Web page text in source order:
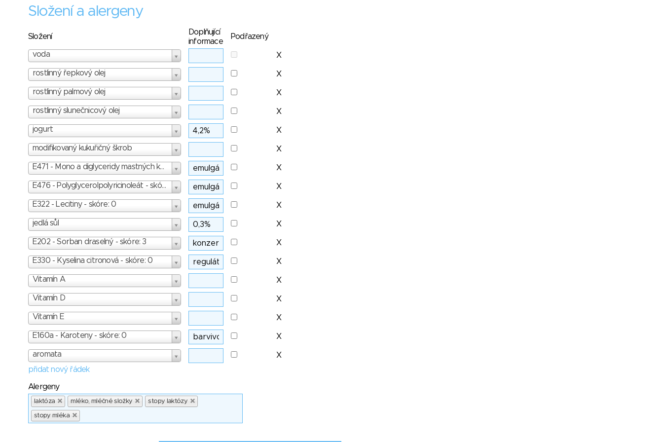
Složení a alergeny
Složení
Doplňující
informace
Podřazený
voda X
rostlinný řepkový olej X
rostlinný palmový olej X
rostlinný slunečnicový olej X
jogurt X
modifikovaný kukuřičný škrob X
E471 - Mono a diglyceridy mastných kyselin - skóre: 1 X
E476 - Polyglycerolpolyricinoleát - skóre: 3 X
E322 - Lecitiny - skóre: 0 X
jedlá sůl X
E202 - Sorban draselný - skóre: 3 X
E330 - Kyselina citronová - skóre: 0 X
Vitamín A X
Vitamín D X
Vitamín E X
E160a - Karoteny - skóre: 0 X
aromata
X
přidat nový řádek
Alergeny
laktóza mléko, mléčné složky stopy laktózy
stopy mléka